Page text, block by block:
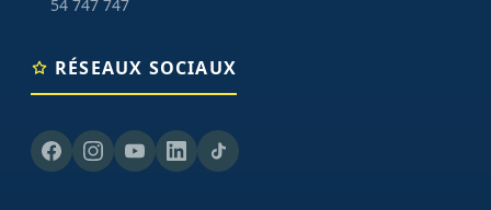
54 747 747
RÉSEAUX SOCIAUX